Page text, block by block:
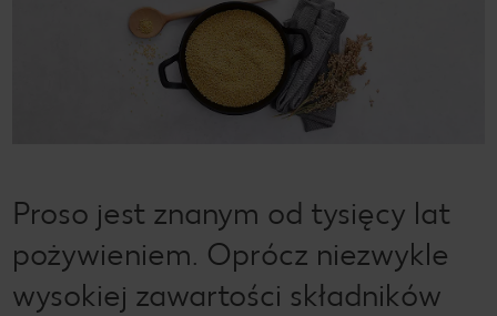
Proso jest znanym od tysięcy lat
pożywieniem. Oprócz niezwykle
wysokiej zawartości składników